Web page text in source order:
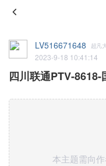
LV516671648 超凡
2023-9-18 10:41:14
四川联通PTV-
本主题需向